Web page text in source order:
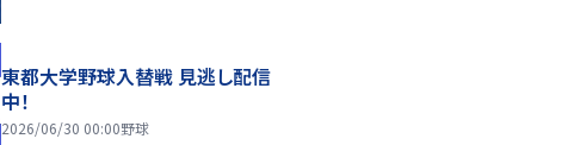
東都大学野球入替戦 見逃し配信
中！
2026/06/30 00:00野球